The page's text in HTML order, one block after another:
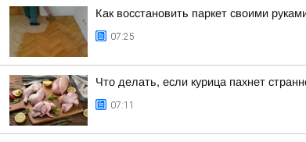
Как восстановить паркет своими
07:25
Что делать, если курица пахнет
07:11